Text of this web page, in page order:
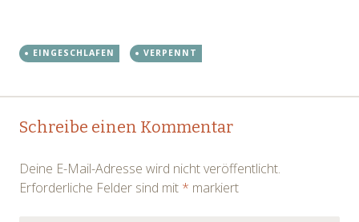
vielleicht gab es ein Fehler
EINGESCHLAFEN VERPENNT
Post
Schreibe einen Kommentar
Deine E-Mail-Adresse wird nicht veröffentlicht.
Erforderliche Felder sind mit * markiert